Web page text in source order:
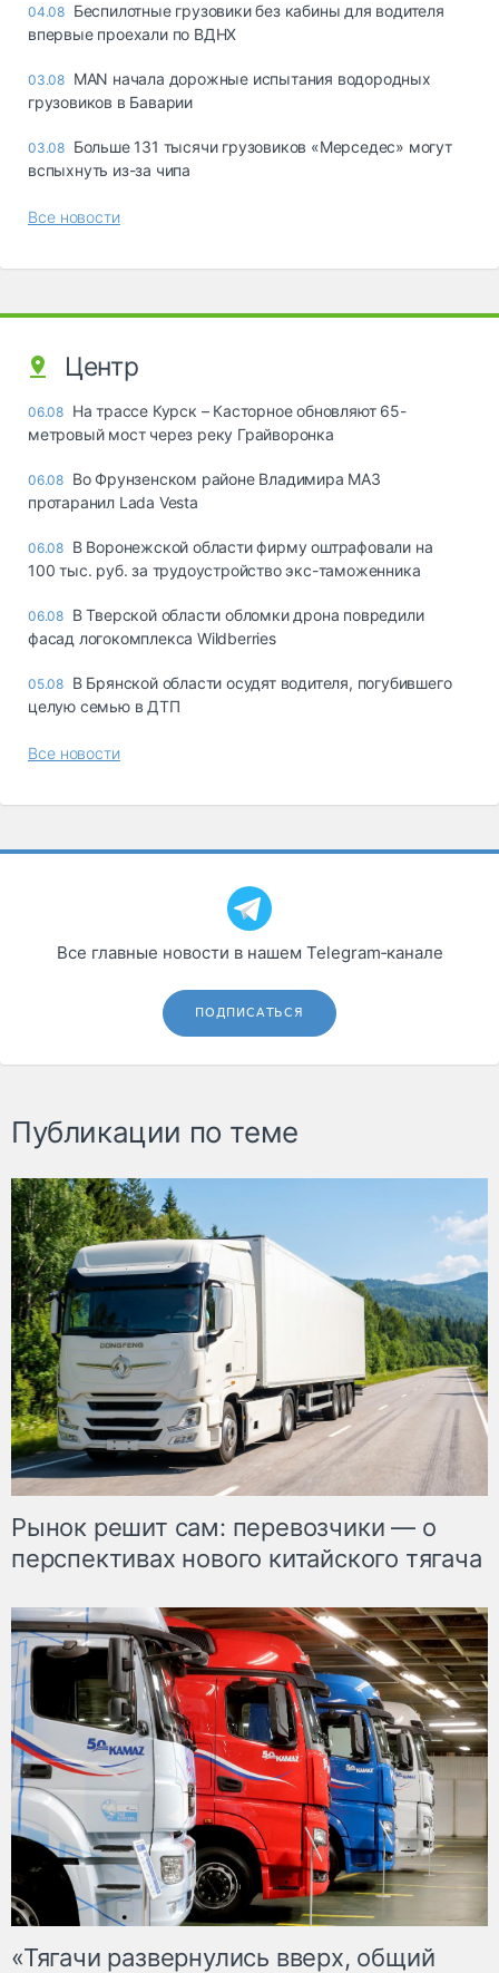
04.08 Беспилотные грузовики без кабины для водителя
впервые проехали по ВДНХ
03.08 MAN начала дорожные испытания водородных
грузовиков в Баварии
03.08 Больше 131 тысячи грузовиков «Мерседес» могут
вспыхнуть из-за чипа
Все новости
Центр
06.08 На трассе Курск – Касторное обновляют 65-
метровый мост через реку Грайворонка
06.08 Во Фрунзенском районе Владимира МАЗ
протаранил Lada Vesta
06.08 В Воронежской области фирму оштрафовали на
100 тыс. руб. за трудоустройство экс-таможенника
06.08 В Тверской области обломки дрона повредили
фасад логокомплекса Wildberries
05.08 В Брянской области осудят водителя, погубившего
целую семью в ДТП
Все новости
Все главные новости в нашем Telegram‑канале
ПОДПИСАТЬСЯ
Публикации по теме
Рынок решит сам: перевозчики — о
перспективах нового китайского тягача
«Тягачи развернулись вверх, общий